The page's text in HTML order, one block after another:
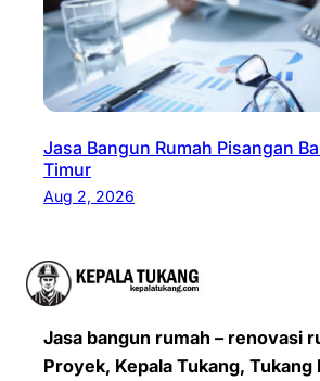
Jasa Bangun Rumah Pisangan
Timur
Aug 2, 2026
Jasa bangun rumah – renovasi
Proyek, Kepala Tukang, Tukang